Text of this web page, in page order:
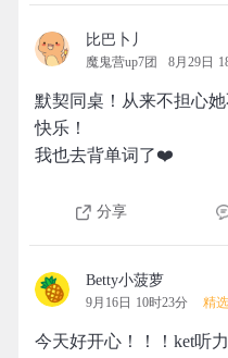
比巴卜丿
魔鬼营up7团 8月29日
默契同桌！从来不担心她
快乐！
我也去背单词了❤️
分享
Betty小菠萝
9月16日 10时23分 精选
今天好开心！！！ket听